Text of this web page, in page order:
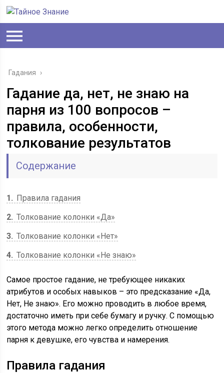
Гадания ›
Гадание да, нет, не знаю на
парня из 100 вопросов –
правила, особенности,
толкование результатов
Содержание
1
Правила гадания
2 Толкование колонки «Да»
3 Толкование колонки «Нет»
4 Толкование колонки «Не знаю»
Самое простое гадание, не требующее никаких
атрибутов и особых навыков – это предсказание «Да,
Нет, Не знаю». Его можно проводить в любое время,
достаточно иметь при себе бумагу и ручку. С помощью
этого метода можно легко определить отношение
парня к девушке, его чувства и намерения.
Правила гадания